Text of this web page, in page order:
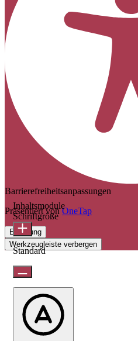
Barrierefreiheitsanpassungen
Präsentiert vonOneTap
Erklärung
Werkzeugleiste verbergen
Inhaltsmodule
Schriftgröße
Standard